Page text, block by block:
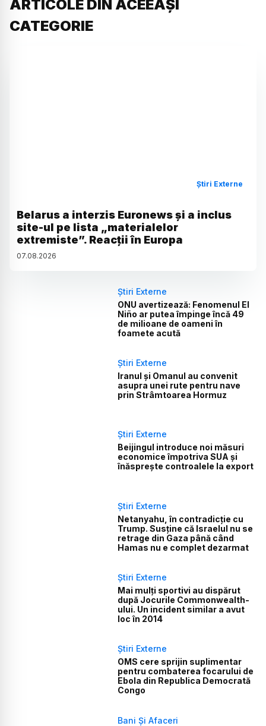
ARTICOLE DIN ACEEAȘI
CATEGORIE
Știri Externe
Belarus a interzis Euronews și a inclus
site-ul pe lista „materialelor
extremiste”. Reacții în Europa
07.08.2026
Știri Externe
ONU avertizează: Fenomenul El
Niño ar putea împinge încă 49
de milioane de oameni în
foamete acută
Știri Externe
Iranul și Omanul au convenit
asupra unei rute pentru nave
prin Strâmtoarea Hormuz
Știri Externe
Beijingul introduce noi măsuri
economice împotriva SUA și
înăsprește controalele la export
Știri Externe
Netanyahu, în contradicție cu
Trump. Susține că Israelul nu se
retrage din Gaza până când
Hamas nu e complet dezarmat
Știri Externe
Mai mulți sportivi au dispărut
după Jocurile Commonwealth-
ului. Un incident similar a avut
loc în 2014
Știri Externe
OMS cere sprijin suplimentar
pentru combaterea focarului de
Ebola din Republica Democrată
Congo
Bani Și Afaceri